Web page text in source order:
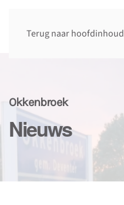
Terug naar hoofdinhoud
Okkenbroek
Nieuws